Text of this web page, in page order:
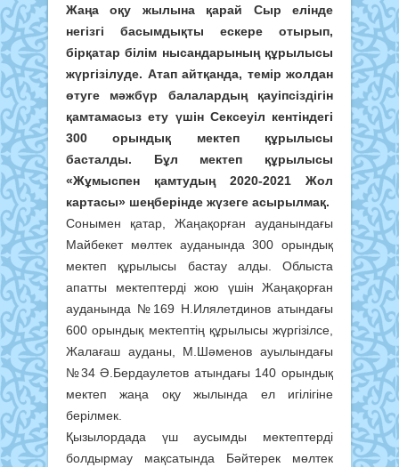
Жаңа оқу жылына қарай Сыр елінде
негізгі басымдықты ескере отырып,
бірқатар білім нысандарының құрылысы
жүргізілуде. Атап айтқанда, темір жолдан
өтуге мәжбүр балалардың қауіпсіздігін
қамтамасыз ету үшін Сексеуіл кентіндегі
300 орындық мектеп құрылысы
басталды. Бұл мектеп құрылысы
«Жұмыспен қамтудың 2020-2021 Жол
картасы» шеңберінде жүзеге асырылмақ.
Сонымен қатар, Жаңақорған ауданындағы
Майбекет мөлтек ауданында 300 орындық
мектеп құрылысы бастау алды. Облыста
апатты мектептерді жою үшін Жаңақорған
ауданында №169 Н.Илялетдинов атындағы
600 орындық мектептің құрылысы жүргізілсе,
Жалағаш ауданы, М.Шәменов ауылындағы
№34 Ә.Бердаулетов атындағы 140 орындық
мектеп жаңа оқу жылында ел игілігіне
берілмек.
Қызылордада үш аусымды мектептерді
болдырмау мақсатында Бәйтерек мөлтек